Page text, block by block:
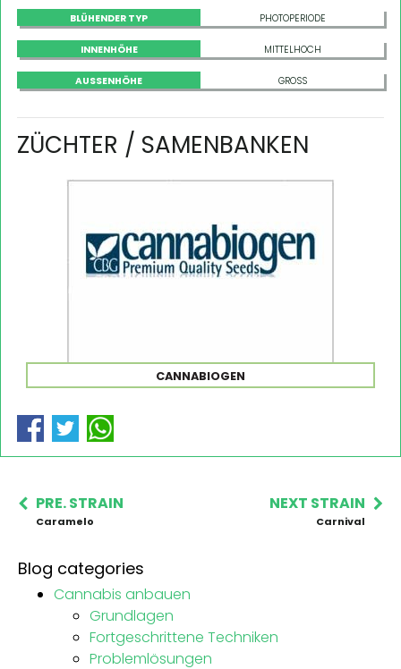
BLÜHENDER TYP PHOTOPERIODE
INNENHÖHE MITTELHOCH
AUSSENHÖHE GROSS
ZÜCHTER / SAMENBANKEN
CANNABIOGEN
PRE. STRAIN
Caramelo
NEXT STRAIN
Carnival
Blog categories
Cannabis anbauen
Grundlagen
Fortgeschrittene Techniken
Problemlösungen